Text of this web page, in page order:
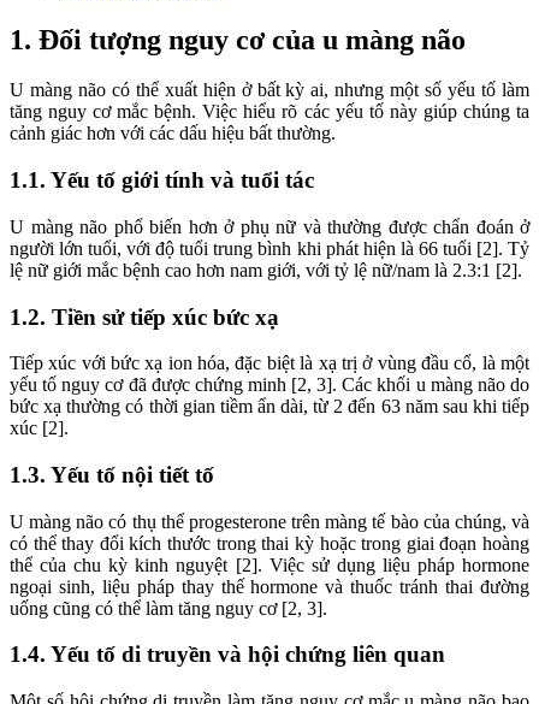
1. Đối tượng nguy cơ của u màng não
U màng não có thể xuất hiện ở bất kỳ ai, nhưng một số yếu tố làm
tăng nguy cơ mắc bệnh. Việc hiểu rõ các yếu tố này giúp chúng ta
cảnh giác hơn với các dấu hiệu bất thường.
1.1. Yếu tố giới tính và tuổi tác
U màng não phổ biến hơn ở phụ nữ và thường được chẩn đoán ở
người lớn tuổi, với độ tuổi trung bình khi phát hiện là 66 tuổi [2]. Tỷ
lệ nữ giới mắc bệnh cao hơn nam giới, với tỷ lệ nữ/nam là 2.3:1 [2].
1.2. Tiền sử tiếp xúc bức xạ
Tiếp xúc với bức xạ ion hóa, đặc biệt là xạ trị ở vùng đầu cổ, là một
yếu tố nguy cơ đã được chứng minh [2, 3]. Các khối u màng não do
bức xạ thường có thời gian tiềm ẩn dài, từ 2 đến 63 năm sau khi tiếp
xúc [2].
1.3. Yếu tố nội tiết tố
U màng não có thụ thể progesterone trên màng tế bào của chúng, và
có thể thay đổi kích thước trong thai kỳ hoặc trong giai đoạn hoàng
thể của chu kỳ kinh nguyệt [2]. Việc sử dụng liệu pháp hormone
ngoại sinh, liệu pháp thay thế hormone và thuốc tránh thai đường
uống cũng có thể làm tăng nguy cơ [2, 3].
1.4. Yếu tố di truyền và hội chứng liên quan